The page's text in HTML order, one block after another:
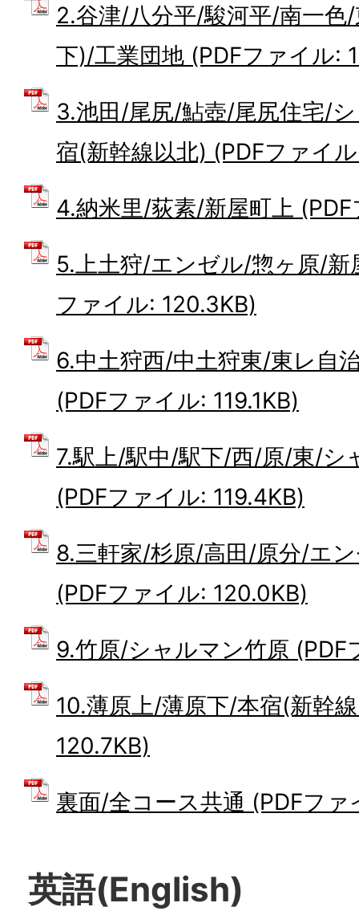
2.谷津/八分平/駿河平/南一色
下)/工業団地 (PDFファイル:
3.池田/尾尻/鮎壺/尾尻住宅/
宿(新幹線以北) (PDFファイ
4.納米里/荻素/新屋町上
5.上土狩/エンゼル/惣ヶ原/新
ファイル: 120.3KB)
6.中土狩西/中土狩東/東レ自
(PDFファイル: 119.1KB)
7.駅上/駅中/駅下/西/原/東/シ
(PDFファイル: 119.4KB)
8.三軒家/杉原/高田/原分/エ
(PDFファイル: 120.0KB)
9.竹原/シャルマン竹原 (PDF
10.薄原上/薄原下/本宿(新幹
120.7KB)
裏面/全コース共通 (PDFファ
英語(English)